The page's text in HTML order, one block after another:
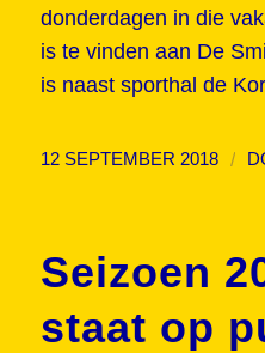
donderdagen in die
is te vinden aan De
is naast sporthal de
12 SEPTEMBER 2018 /
Seizoen
staat op